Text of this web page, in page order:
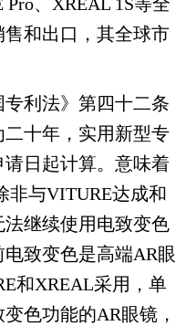
和出口，其全球市
利法》第四十二条
十年，实用新型专
日起计算。意味着
非与VITURE达成和
继续使用电致变色
致变色是高端AR眼
和XREAL采用，单
色功能的AR眼镜，